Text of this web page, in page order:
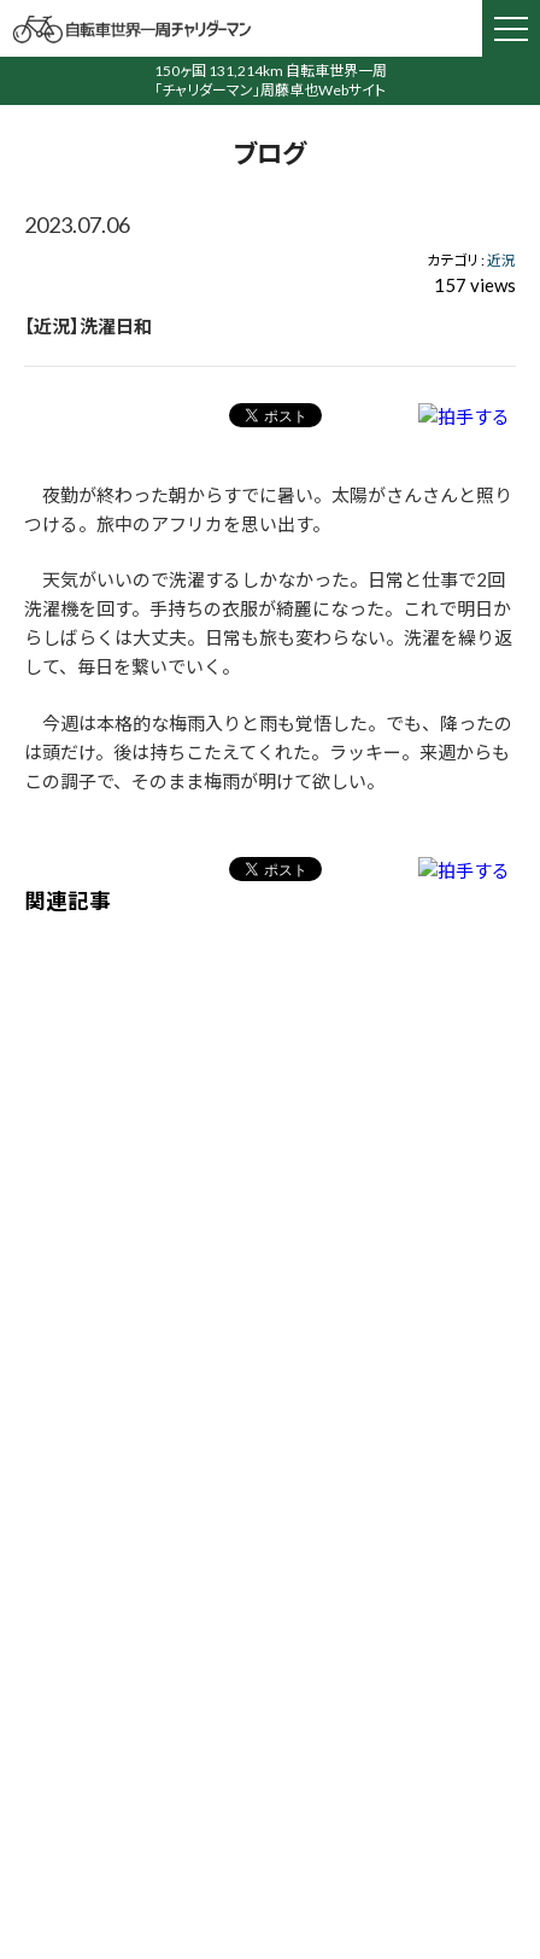
150ヶ国 131,214km 自転車世界一周
「チャリダーマン」周藤卓也Webサイト
ブログ
2023.07.06
カテゴリ :近況
157 views
【近況】洗濯日和
夜勤が終わった朝からすでに暑い。太陽がさんさんと照り
つける。旅中のアフリカを思い出す。
天気がいいので洗濯するしかなかった。日常と仕事で2回
洗濯機を回す。手持ちの衣服が綺麗になった。これで明日か
らしばらくは大丈夫。日常も旅も変わらない。洗濯を繰り返
して、毎日を繋いでいく。
今週は本格的な梅雨入りと雨も覚悟した。でも、降ったの
は頭だけ。後は持ちこたえてくれた。ラッキー。来週からも
この調子で、そのまま梅雨が明けて欲しい。
関連記事